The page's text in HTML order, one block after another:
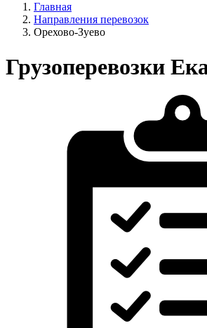
Главная
Направления перевозок
Орехово-Зуево
Грузоперевозки